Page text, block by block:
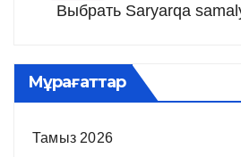
Выбрать Saryarqa
Мұрағаттар
Тамыз 2026